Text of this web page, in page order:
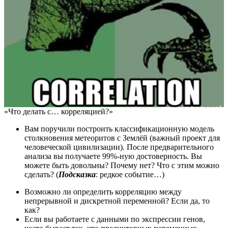
«Что делать с… корреляцией?»
Вам поручили построить классификационную модель
столкновения метеоритов с Землёй (важный проект для
человеческой цивилизации). После предварительного
анализа вы получаете 99%-ную достоверность. Вы
можете быть довольны? Почему нет? Что с этим можно
сделать? (Подсказка: редкое событие…)
Возможно ли определить корреляцию между
непрерывной и дискретной переменной? Если да, то
как?
Если вы работаете с данными по экспрессии генов,